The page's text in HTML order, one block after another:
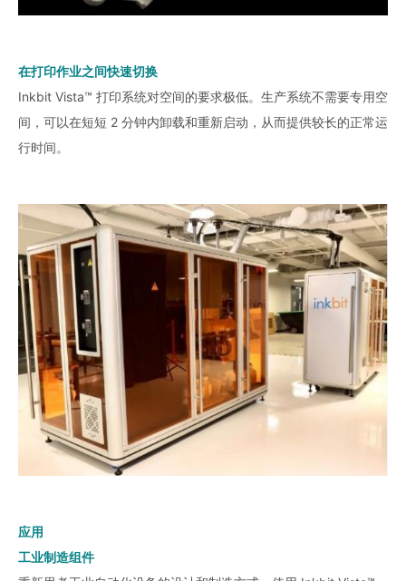
在打印作业之间快速切换
Inkbit Vista™ 打印系统对空间的要求极低。生产系统不需要专用空
间，可以在短短 2 分钟内卸载和重新启动，从而提供较长的正常运
行时间。
应用
工业制造组件